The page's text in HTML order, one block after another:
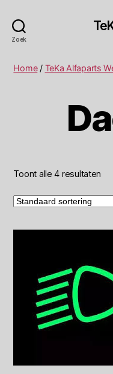
Zoek
Home/ TeKa Alfaparts
Toont alle 4 resultaten